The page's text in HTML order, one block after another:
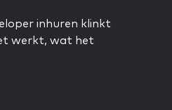
inhuren klinkt
werkt, wat het